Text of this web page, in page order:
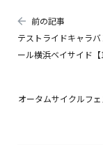
前の記事
テストライドキャラ
ール横浜ベイサイド【
オータムサイクルフ